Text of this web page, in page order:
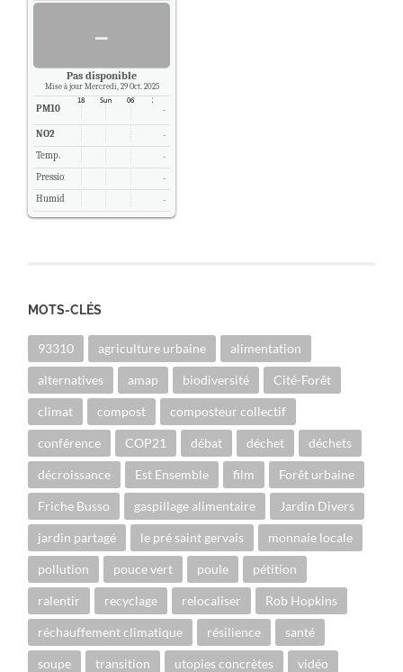
-
Pas disponible
Mise à jour Mercredi, 29 Oct. 2025
PM10 -
NO2 -
Temp. -
Pression -
Humidité -
MOTS-CLÉS
93310 agriculture urbaine alimentation
alternatives amap biodiversité Cité-Forêt
climat compost composteur collectif
conférence COP21 débat déchet déchets
décroissance Est Ensemble film Forêt urbaine
Friche Busso gaspillage alimentaire Jardin Divers
jardin partagé le pré saint gervais monnaie locale
pollution pouce vert poule pétition
ralentir recyclage relocaliser Rob Hopkins
réchauffement climatique résilience santé
soupe transition utopies concrètes vidéo